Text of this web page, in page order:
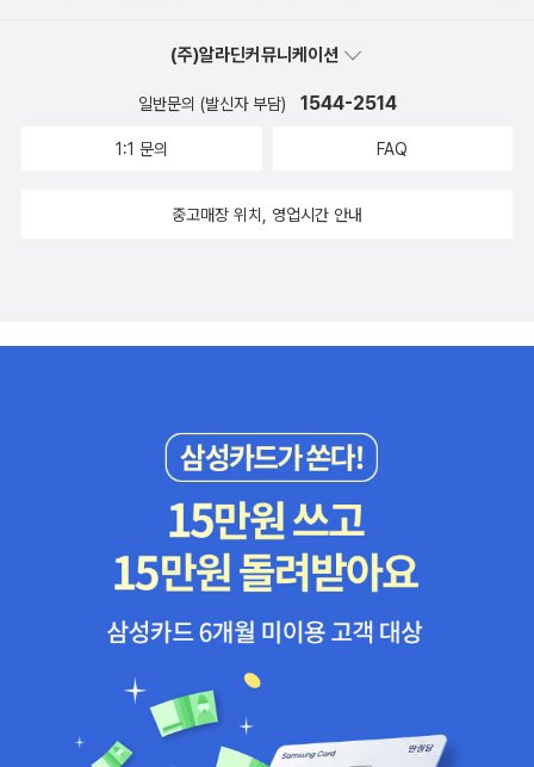
(주)알라딘커뮤니케이션
일반문의 (발신자 부담) 1544-2514
1:1 문의 FAQ
중고매장 위치, 영업시간 안내